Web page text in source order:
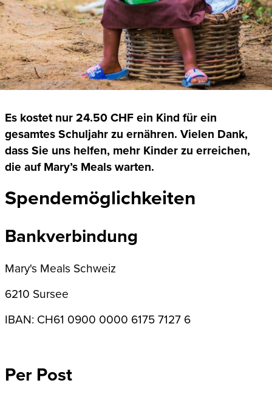
Es kostet nur 24.50 CHF ein Kind für ein
gesamtes Schuljahr zu ernähren. Vielen Dank,
dass Sie uns helfen, mehr Kinder zu erreichen,
die auf Mary’s Meals warten.
Spendemöglichkeiten
Bankverbindung
Mary's Meals Schweiz
6210 Sursee
IBAN: CH61 0900 0000 6175 7127 6
Per Post